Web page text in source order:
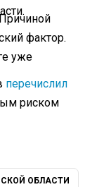
фактор.
уже
перечислил
риском
ОБЛАСТИ